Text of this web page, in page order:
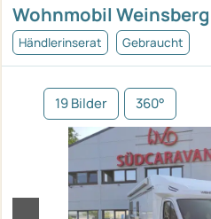
Wohnmobil
Händlerinserat Gebraucht
19 Bilder 360°